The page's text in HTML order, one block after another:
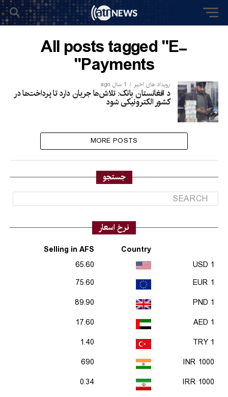
All posts tagged "E-
Payments"
رویداد های اخیر 1 سال ago
د افغانستان بانک: تلاش‌ها جریان دارد تا پرداخت‌ها در
کشور الکترونیکی شود
MORE POSTS
جستجو
نرخ اسعار
Country
Selling in AFS
1 USD
65.60
1 EUR
75.60
1 PND
89.90
1 AED
17.60
1 TRY
1.40
1000 INR
690
1000 IRR
0.34